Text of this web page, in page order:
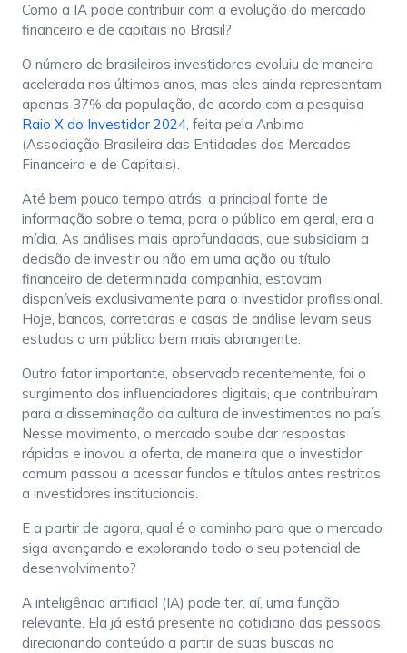
Como a IA pode contribuir com a evolução do mercado
financeiro e de capitais no Brasil?
O número de brasileiros investidores evoluiu de maneira
acelerada nos últimos anos, mas eles ainda representam
apenas 37% da população, de acordo com a pesquisa
Raio X do Investidor 2024, feita pela Anbima
(Associação Brasileira das Entidades dos Mercados
Financeiro e de Capitais).
Até bem pouco tempo atrás, a principal fonte de
informação sobre o tema, para o público em geral, era a
mídia. As análises mais aprofundadas, que subsidiam a
decisão de investir ou não em uma ação ou título
financeiro de determinada companhia, estavam
disponíveis exclusivamente para o investidor profissional.
Hoje, bancos, corretoras e casas de análise levam seus
estudos a um público bem mais abrangente.
Outro fator importante, observado recentemente, foi o
surgimento dos influenciadores digitais, que contribuíram
para a disseminação da cultura de investimentos no país.
Nesse movimento, o mercado soube dar respostas
rápidas e inovou a oferta, de maneira que o investidor
comum passou a acessar fundos e títulos antes restritos
a investidores institucionais.
E a partir de agora, qual é o caminho para que o mercado
siga avançando e explorando todo o seu potencial de
desenvolvimento?
A inteligência artificial (IA) pode ter, aí, uma função
relevante. Ela já está presente no cotidiano das pessoas,
direcionando conteúdo a partir de suas buscas na